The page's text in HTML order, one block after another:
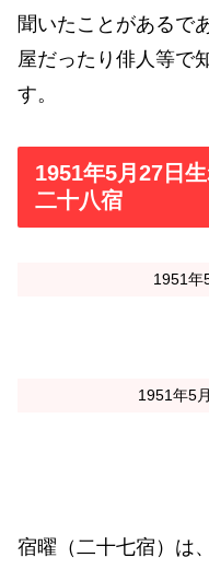
聞いたことがあるで
屋だったり俳人等で
す。
1951年5月27日
二十八宿
1951年
1951年5
宿曜（二十七宿）は